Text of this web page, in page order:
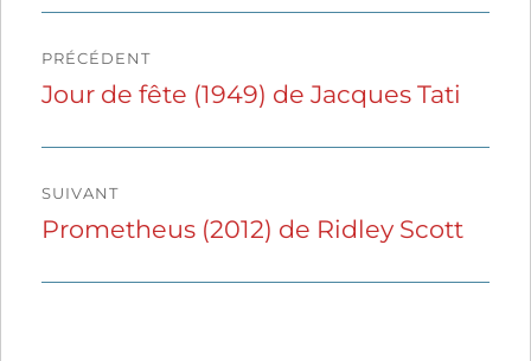
de
PRÉCÉDENT
Publication
Jour de fête (1949) de Jacques Tati
SUIVANT
Publication
Prometheus (2012) de Ridley Scott